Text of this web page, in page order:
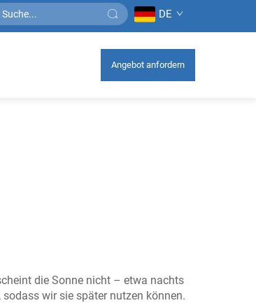
DE
Angebot anfordern
die Sonne nicht – etwa nachts
wir sie später nutzen können.